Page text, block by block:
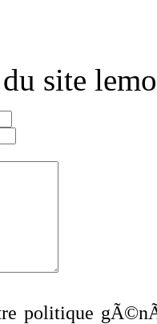
site
politique